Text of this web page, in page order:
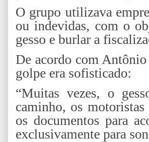
O grupo utilizava
ou indevidas, com o
gesso e burlar a
De acordo com
golpe era sofisticado:
“Muitas vezes, o
caminho, os
os documentos para
exclusivamente para